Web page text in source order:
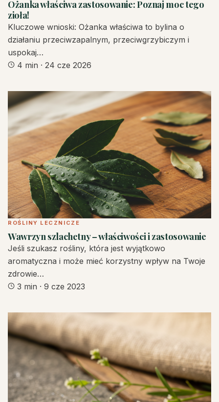
Ożanka właściwa zastosowanie: Poznaj moc tego
zioła!
Kluczowe wnioski: Ożanka właściwa to bylina o
działaniu przeciwzapalnym, przeciwgrzybiczym i
uspokaj…
4 min · 24 cze 2026
ROŚLINY LECZNICZE
Wawrzyn szlachetny – właściwości i zastosowanie
Jeśli szukasz rośliny, która jest wyjątkowo
aromatyczna i może mieć korzystny wpływ na Twoje
zdrowie…
3 min · 9 cze 2023